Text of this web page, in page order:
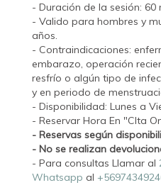
- Duración de la sesión: 60
- Valido para hombres y
años.
- Contraindicaciones:
embarazo, operación
resfrío o algún tipo de
y en periodo de
- Disponibilidad: Lunes a
- Reservar Hora En "CIta
- Reservas según
- No se realizan
- Para consultas Llamar al
Whatsapp al